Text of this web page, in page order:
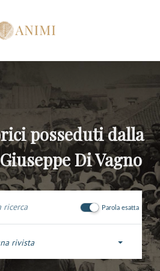
posseduti dalla
Di Vagno
Parola esatta
rivista